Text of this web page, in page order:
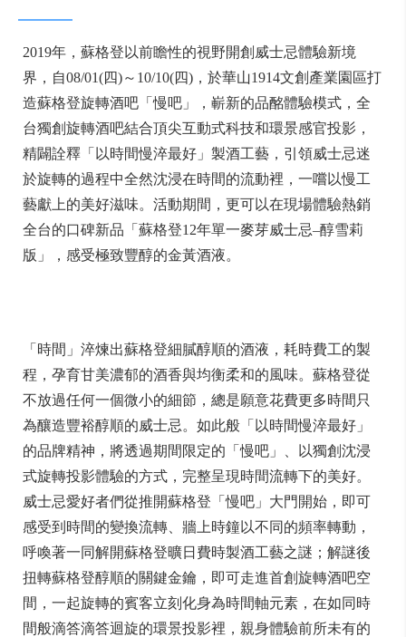
2019年，蘇格登以前瞻性的視野開創威士忌體驗新境
界，自08/01(四)～10/10(四)，於華山1914文創產業園區打
造蘇格登旋轉酒吧「慢吧」，嶄新的品酩體驗模式，全
台獨創旋轉酒吧結合頂尖互動式科技和環景感官投影，
精闢詮釋「以時間慢淬最好」製酒工藝，引領威士忌迷
於旋轉的過程中全然沈浸在時間的流動裡，一嚐以慢工
藝獻上的美好滋味。活動期間，更可以在現場體驗熱銷
全台的口碑新品「蘇格登12年單一麥芽威士忌–醇雪莉
版」，感受極致豐醇的金黃酒液。
「時間」淬煉出蘇格登細膩醇順的酒液，耗時費工的製
程，孕育甘美濃郁的酒香與均衡柔和的風味。蘇格登從
不放過任何一個微小的細節，總是願意花費更多時間只
為釀造豐裕醇順的威士忌。如此般「以時間慢淬最好」
的品牌精神，將透過期間限定的「慢吧」、以獨創沈浸
式旋轉投影體驗的方式，完整呈現時間流轉下的美好。
威士忌愛好者們從推開蘇格登「慢吧」大門開始，即可
感受到時間的變換流轉、牆上時鐘以不同的頻率轉動，
呼喚著一同解開蘇格登曠日費時製酒工藝之謎；解謎後
扭轉蘇格登醇順的關鍵金鑰，即可走進首創旋轉酒吧空
間，一起旋轉的賓客立刻化身為時間軸元素，在如同時
間般滴答滴答迴旋的環景投影裡，親身體驗前所未有的